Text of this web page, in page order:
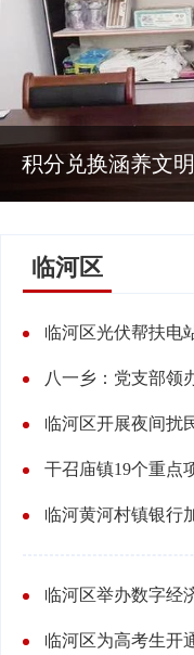
临河区
临河区光伏帮扶电
八一乡：党支部领
临河区开展夜间扰
干召庙镇19个重点
临河黄河村镇银行
临河区举办数字经
临河区为高考生开